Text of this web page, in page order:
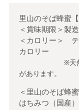
里山のそば蜂蜜【
＜賞味期限＞製
＜カロリー＞ テ
カロリー
※天
があります。
＜里山のそば蜂
はちみつ（国産